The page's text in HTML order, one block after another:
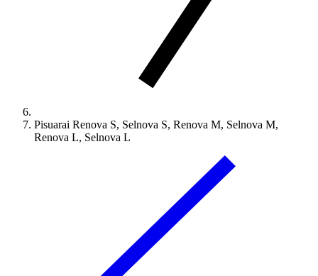
Pisuarai Renova S, Selnova S, Renova M, Selnova M,
Renova L, Selnova L